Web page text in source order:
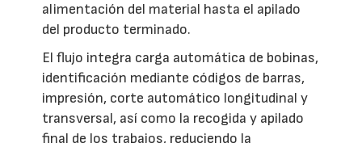
alimentación del material hasta el apilado
del producto terminado.
El flujo integra carga automática de bobinas,
identificación mediante códigos de barras,
impresión, corte automático longitudinal y
transversal, así como la recogida y apilado
final de los trabajos, reduciendo la